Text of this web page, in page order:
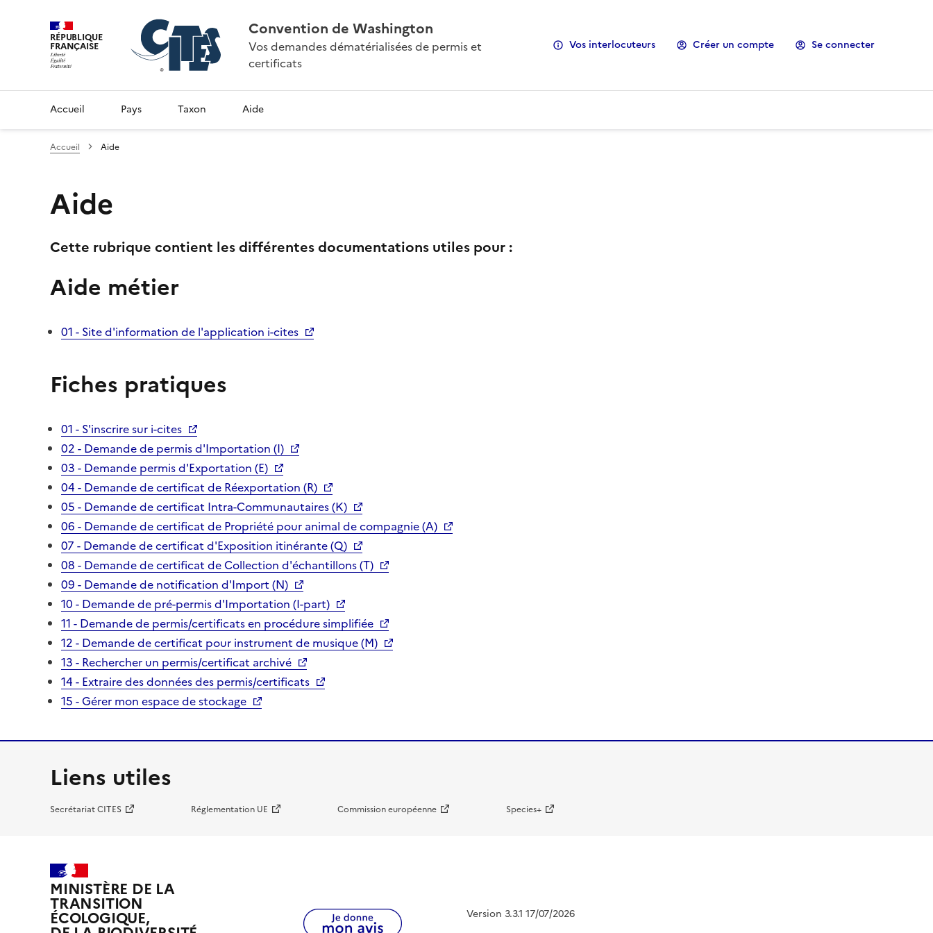
RÉPUBLIQUE
FRANÇAISE
Convention de Washington
Vos demandes dématérialisées de permis et
certificats
Vos interlocuteurs Créer un compte Se connecter
Accueil Pays Taxon Aide
Accueil Aide
Aide
Cette rubrique contient les différentes documentations utiles pour :
Aide métier
01 - Site d'information de l'application i-cites
Fiches pratiques
01 - S'inscrire sur i-cites
02 - Demande de permis d'Importation (I)
03 - Demande permis d'Exportation (E)
04 - Demande de certificat de Réexportation (R)
05 - Demande de certificat Intra-Communautaires (K)
06 - Demande de certificat de Propriété pour animal de compagnie (A)
07 - Demande de certificat d'Exposition itinérante (Q)
08 - Demande de certificat de Collection d'échantillons (T)
09 - Demande de notification d'Import (N)
10 - Demande de pré-permis d'Importation (I-part)
11 - Demande de permis/certificats en procédure simplifiée
12 - Demande de certificat pour instrument de musique (M)
13 - Rechercher un permis/certificat archivé
14 - Extraire des données des permis/certificats
15 - Gérer mon espace de stockage
Liens utiles
Secrétariat CITES Réglementation UE Commission européenne Species+
MINISTÈRE DE LA
TRANSITION
ÉCOLOGIQUE, Version 3.3.1 17/07/2026